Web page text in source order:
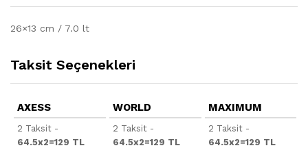
26×13 cm / 7.0 lt
Taksit Seçenekleri
AXESS
2 Taksit -
64.5x2=129 TL
WORLD
2 Taksit -
64.5x2=129 TL
MAXIMUM
2 Taksit -
64.5x2=129 TL